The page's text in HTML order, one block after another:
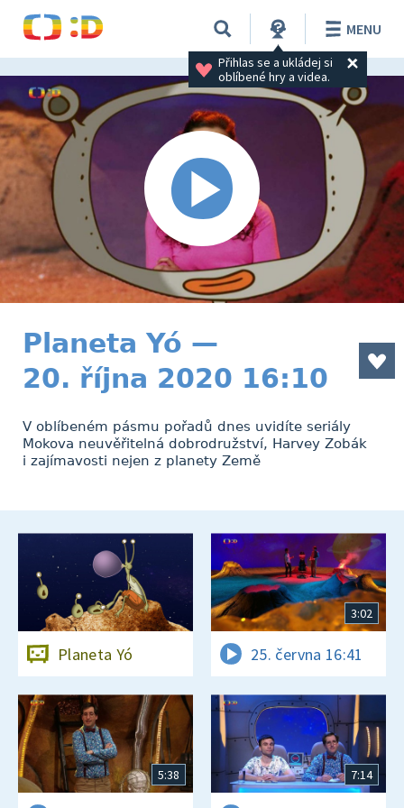
Přihlas se a ukládej si
oblíbené hry a videa.
MENU
Planeta Yó —
20. října 2020 16:10
V oblíbeném pásmu pořadů dnes uvidíte seriály
Mokova neuvěřitelná dobrodružství, Harvey Zobák
i zajímavosti nejen z planety Země
Planeta Yó
3:02
25. června 16:41
5:38 7:14